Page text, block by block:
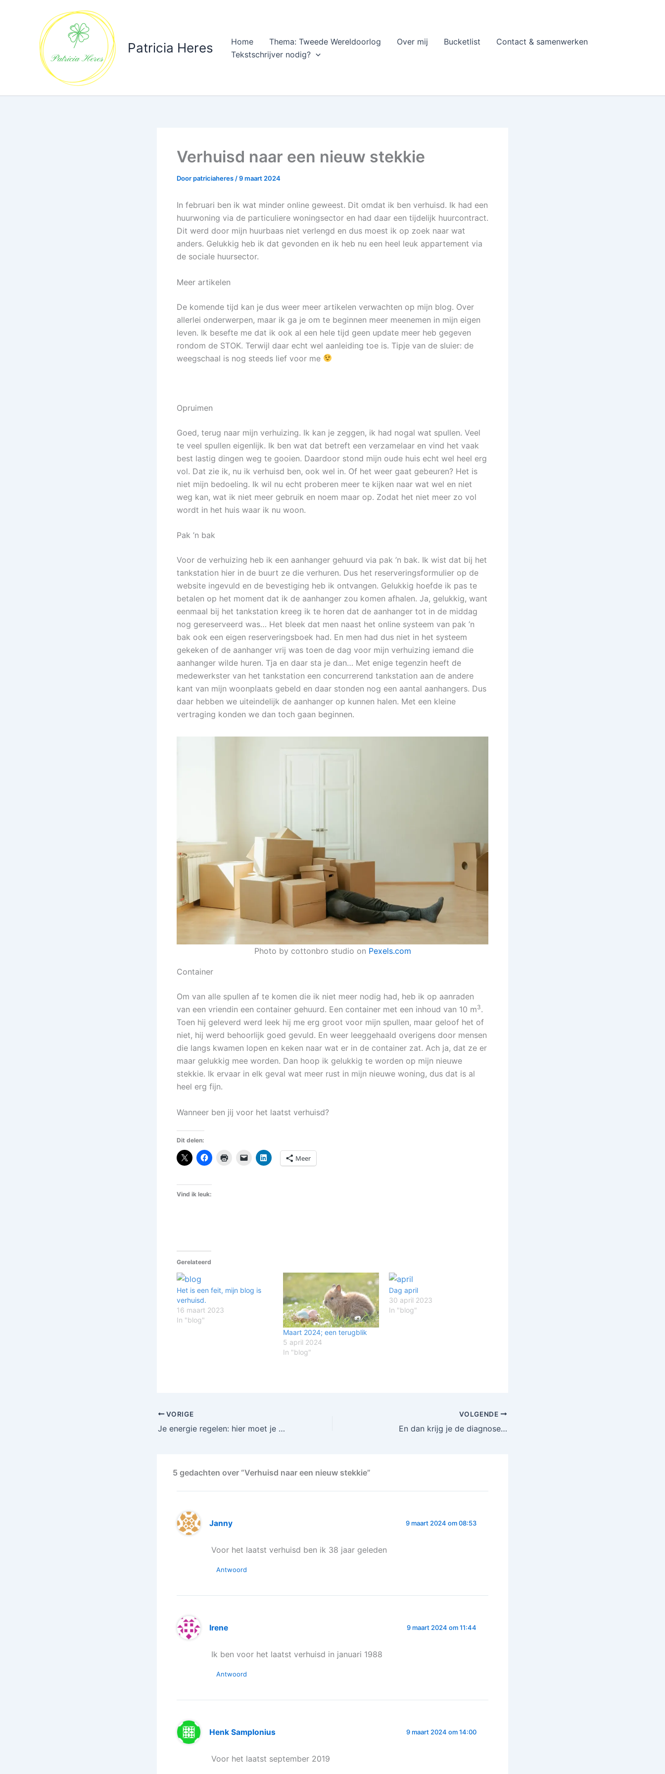
Patricia Heres Home Thema: Tweede Wereldoorlog Over mij Bucketlist
Contact & samenwerken
Tekstschrijver nodig?
Verhuisd naar een nieuw stekkie
Doorpatriciaheres /9 maart 2024
In februari ben ik wat minder online geweest. Dit omdat ik ben verhuisd. Ik had een
huurwoning via de particuliere woningsector en had daar een tijdelijk huurcontract.
Dit werd door mijn huurbaas niet verlengd en dus moest ik op zoek naar wat
anders. Gelukkig heb ik dat gevonden en ik heb nu een heel leuk appartement via
de sociale huursector.
Meer artikelen
De komende tijd kan je dus weer meer artikelen verwachten op mijn blog. Over
allerlei onderwerpen, maar ik ga je om te beginnen meer meenemen in mijn eigen
leven. Ik besefte me dat ik ook al een hele tijd geen update meer heb gegeven
rondom de STOK. Terwijl daar echt wel aanleiding toe is. Tipje van de sluier: de
weegschaal is nog steeds lief voor me
Opruimen
Goed, terug naar mijn verhuizing. Ik kan je zeggen, ik had nogal wat spullen. Veel
te veel spullen eigenlijk. Ik ben wat dat betreft een verzamelaar en vind het vaak
best lastig dingen weg te gooien. Daardoor stond mijn oude huis echt wel heel erg
vol. Dat zie ik, nu ik verhuisd ben, ook wel in. Of het weer gaat gebeuren? Het is
niet mijn bedoeling. Ik wil nu echt proberen meer te kijken naar wat wel en niet
weg kan, wat ik niet meer gebruik en noem maar op. Zodat het niet meer zo vol
wordt in het huis waar ik nu woon.
Pak ’n bak
Voor de verhuizing heb ik een aanhanger gehuurd via pak ’n bak. Ik wist dat bij het
tankstation hier in de buurt ze die verhuren. Dus het reserveringsformulier op de
website ingevuld en de bevestiging heb ik ontvangen. Gelukkig hoefde ik pas te
betalen op het moment dat ik de aanhanger zou komen afhalen. Ja, gelukkig, want
eenmaal bij het tankstation kreeg ik te horen dat de aanhanger tot in de middag
nog gereserveerd was… Het bleek dat men naast het online systeem van pak ’n
bak ook een eigen reserveringsboek had. En men had dus niet in het systeem
gekeken of de aanhanger vrij was toen de dag voor mijn verhuizing iemand die
aanhanger wilde huren. Tja en daar sta je dan… Met enige tegenzin heeft de
medewerkster van het tankstation een concurrerend tankstation aan de andere
kant van mijn woonplaats gebeld en daar stonden nog een aantal aanhangers. Dus
daar hebben we uiteindelijk de aanhanger op kunnen halen. Met een kleine
vertraging konden we dan toch gaan beginnen.
Photo by cottonbro studio on Pexels.com
Container
Om van alle spullen af te komen die ik niet meer nodig had, heb ik op aanraden
van een vriendin een container gehuurd. Een container met een inhoud van 10 m3.
Toen hij geleverd werd leek hij me erg groot voor mijn spullen, maar geloof het of
niet, hij werd behoorlijk goed gevuld. En weer leeggehaald overigens door mensen
die langs kwamen lopen en keken naar wat er in de container zat. Ach ja, dat ze er
maar gelukkig mee worden. Dan hoop ik gelukkig te worden op mijn nieuwe
stekkie. Ik ervaar in elk geval wat meer rust in mijn nieuwe woning, dus dat is al
heel erg fijn.
Wanneer ben jij voor het laatst verhuisd?
Dit delen:
Meer
Vind ik leuk:
Gerelateerd
Het is een feit, mijn blog is
verhuisd.
16 maart 2023
In "blog"
Maart 2024; een terugblik
5 april 2024
In "blog"
Dag april
30 april 2023
In "blog"
VORIGE
Je energie regelen: hier moet je op letten
VOLGENDE
En dan krijg je de diagnose…
5 gedachten over “Verhuisd naar een nieuw stekkie”
Janny 9 maart 2024 om 08:53
Voor het laatst verhuisd ben ik 38 jaar geleden
Antwoord
Irene 9 maart 2024 om 11:44
Ik ben voor het laatst verhuisd in januari 1988
Antwoord
Henk Samplonius 9 maart 2024 om 14:00
Voor het laatst september 2019